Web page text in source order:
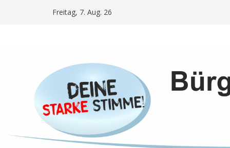
Freitag, 7. Aug. 26